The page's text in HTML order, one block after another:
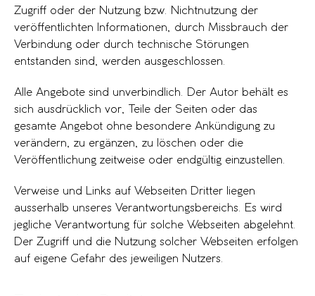
Zugriff oder der Nutzung bzw. Nichtnutzung der
veröffentlichten Informationen, durch Missbrauch der
Verbindung oder durch technische Störungen
entstanden sind, werden ausgeschlossen.
Alle Angebote sind unverbindlich. Der Autor behält es
sich ausdrücklich vor, Teile der Seiten oder das
gesamte Angebot ohne besondere Ankündigung zu
verändern, zu ergänzen, zu löschen oder die
Veröffentlichung zeitweise oder endgültig einzustellen.
Verweise und Links auf Webseiten Dritter liegen
ausserhalb unseres Verantwortungsbereichs. Es wird
jegliche Verantwortung für solche Webseiten abgelehnt.
Der Zugriff und die Nutzung solcher Webseiten erfolgen
auf eigene Gefahr des jeweiligen Nutzers.